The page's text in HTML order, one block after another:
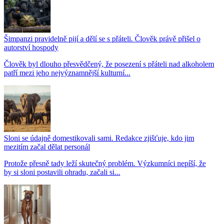
Šimpanzi pravidelně pijí a dělí se s přáteli. Člověk právě přišel o
autorství hospody
Člověk byl dlouho přesvědčený, že posezení s přáteli nad alkoholem
patří mezi jeho nejvýznamnější kulturní...
Sloni se údajně domestikovali sami. Redakce zjišťuje, kdo jim
mezitím začal dělat personál
Protože přesně tady leží skutečný problém. Výzkumníci nepíší, že
by si sloni postavili ohradu, začali si...